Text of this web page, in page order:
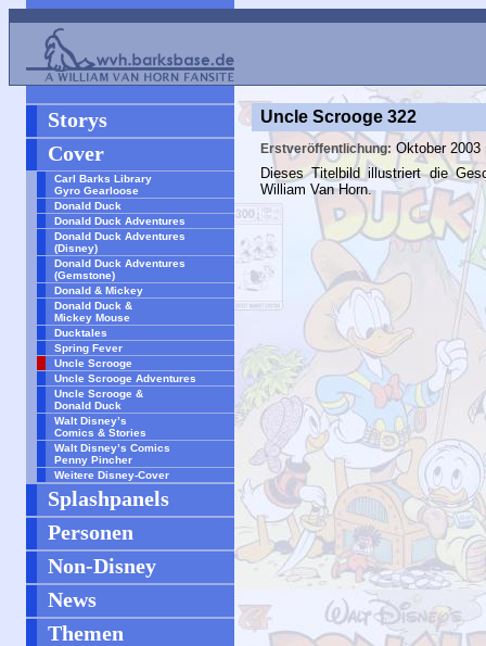
Storys
Cover
Carl Barks Library
Gyro Gearloose
Donald Duck
Donald Duck Adventures
Donald Duck Adventures
(Disney)
Donald Duck Adventures
(Gemstone)
Donald & Mickey
Donald Duck &
Mickey Mouse
Ducktales
Spring Fever
Uncle Scrooge
Uncle Scrooge Adventures
Uncle Scrooge &
Donald Duck
Walt Disney’s
Comics & Stories
Walt Disney’s Comics
Penny Pincher
Weitere Disney-Cover
Splashpanels
Personen
Non-Disney
News
Themen
Uncle Scrooge 322
Erstveröffentlichung: Oktober 2003
Dieses Titelbild illustriert die
William Van Horn.